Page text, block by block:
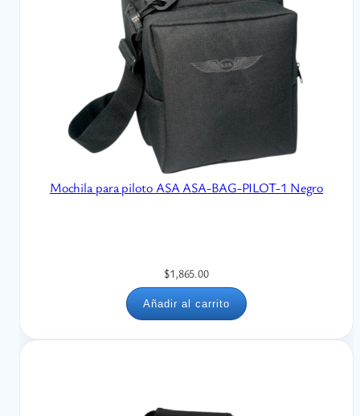
Mochila para piloto ASA ASA-BAG-PILOT-1 Negro
$1,865.00
Añadir al carrito